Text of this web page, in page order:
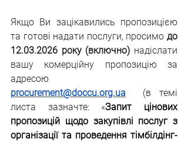
Якщо Ви зацікавились пропозицією
та готові надати послуги, просимо до
12.03.2026 року (включно) надіслати
вашу комерційну пропозицію за
procurement@doccu.org.ua
(в темі
листа зазначте: «Запит цінових
пропозицій щодо закупівлі послуг з
організації та проведення тімбілдінг-